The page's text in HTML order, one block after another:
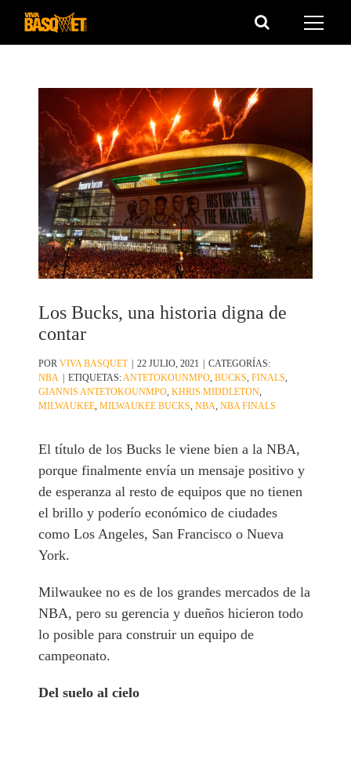
Saltar
Los Bucks, una historia digna de
contar
PORVIVA BASQUET | 22 JULIO, 2021 | CATEGORÍAS:
NBA | ETIQUETAS: ANTETOKOUNMPO ,BUCKS ,FINALS
GIANNIS ANTETOKOUNMPO ,KHRIS MIDDLETON
MILWAUKEE ,MILWAUKEE BUCKS ,NBA ,NBA FINALS
El título de los Bucks le viene bien a la NBA,
porque finalmente envía un mensaje positivo y
de esperanza al resto de equipos que no tienen
el brillo y poderío económico de ciudades
como Los Angeles, San Francisco o Nueva
York.
Milwaukee no es de los grandes mercados de la
NBA, pero su gerencia y dueños hicieron todo
lo posible para construir un equipo de
campeonato.
Del suelo al cielo